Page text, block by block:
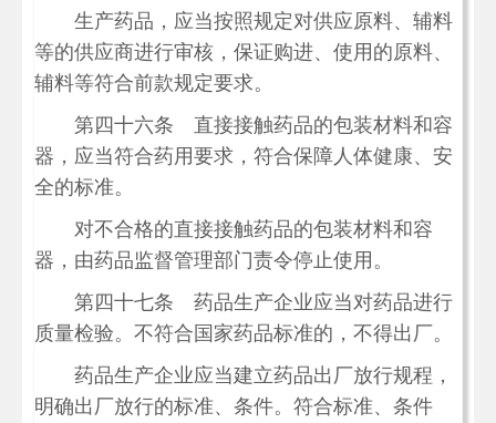
生产药品，应当按照规定对供应原料、辅料
等的供应商进行审核，保证购进、使用的原料、
辅料等符合前款规定要求。
第四十六条 直接接触药品的包装材料和容
器，应当符合药用要求，符合保障人体健康、安
全的标准。
对不合格的直接接触药品的包装材料和容
器，由药品监督管理部门责令停止使用。
第四十七条 药品生产企业应当对药品进行
质量检验。不符合国家药品标准的，不得出厂。
药品生产企业应当建立药品出厂放行规程，
明确出厂放行的标准、条件。符合标准、条件